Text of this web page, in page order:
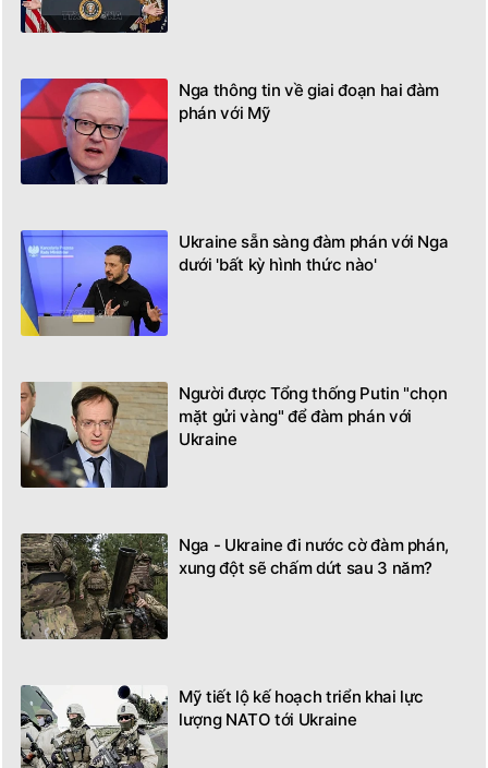
Nga thông tin về giai đoạn hai đàm
phán với Mỹ
Ukraine sẵn sàng đàm phán với Nga
dưới 'bất kỳ hình thức nào'
Người được Tổng thống Putin "chọn
mặt gửi vàng" để đàm phán với
Ukraine
Nga - Ukraine đi nước cờ đàm phán,
xung đột sẽ chấm dứt sau 3 năm?
Mỹ tiết lộ kế hoạch triển khai lực
lượng NATO tới Ukraine